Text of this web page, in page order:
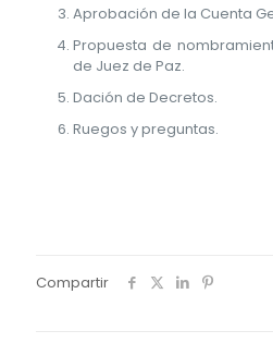
Aprobación de la Cuenta
Propuesta de
de Juez de Paz.
Dación de Decretos.
Ruegos y preguntas.
Compartir